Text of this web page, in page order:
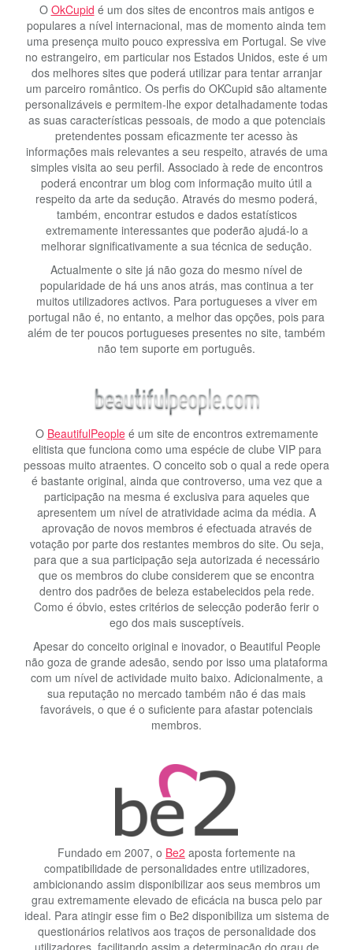
O OkCupid é um dos sites de encontros mais antigos e
populares a nível internacional, mas de momento ainda tem
uma presença muito pouco expressiva em Portugal. Se vive
no estrangeiro, em particular nos Estados Unidos, este é um
dos melhores sites que poderá utilizar para tentar arranjar
um parceiro romântico. Os perfis do OKCupid são altamente
personalizáveis e permitem-lhe expor detalhadamente todas
as suas características pessoais, de modo a que potenciais
pretendentes possam eficazmente ter acesso às
informações mais relevantes a seu respeito, através de uma
simples visita ao seu perfil. Associado à rede de encontros
poderá encontrar um blog com informação muito útil a
respeito da arte da sedução. Através do mesmo poderá,
também, encontrar estudos e dados estatísticos
extremamente interessantes que poderão ajudá-lo a
melhorar significativamente a sua técnica de sedução.
Actualmente o site já não goza do mesmo nível de
popularidade de há uns anos atrás, mas continua a ter
muitos utilizadores activos. Para portugueses a viver em
portugal não é, no entanto, a melhor das opções, pois para
além de ter poucos portugueses presentes no site, também
não tem suporte em português.
O BeautifulPeopleé um site de encontros extremamente
elitista que funciona como uma espécie de clube VIP para
pessoas muito atraentes. O conceito sob o qual a rede opera
é bastante original, ainda que controverso, uma vez que a
participação na mesma é exclusiva para aqueles que
apresentem um nível de atratividade acima da média. A
aprovação de novos membros é efectuada através de
votação por parte dos restantes membros do site. Ou seja,
para que a sua participação seja autorizada é necessário
que os membros do clube considerem que se encontra
dentro dos padrões de beleza estabelecidos pela rede.
Como é óbvio, estes critérios de selecção poderão ferir o
ego dos mais susceptíveis.
Apesar do conceito original e inovador, o Beautiful People
não goza de grande adesão, sendo por isso uma plataforma
com um nível de actividade muito baixo. Adicionalmente, a
sua reputação no mercado também não é das mais
favoráveis, o que é o suficiente para afastar potenciais
membros.
Fundado em 2007, o Be2 aposta fortemente na
compatibilidade de personalidades entre utilizadores,
ambicionando assim disponibilizar aos seus membros um
grau extremamente elevado de eficácia na busca pelo par
ideal. Para atingir esse fim o Be2 disponibiliza um sistema de
questionários relativos aos traços de personalidade dos
utilizadores, facilitando assim a determinação do grau de